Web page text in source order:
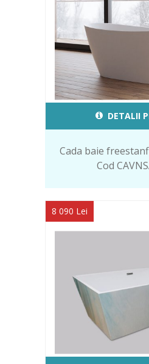
DETALII
Cada baie
Cod
8 090 Lei